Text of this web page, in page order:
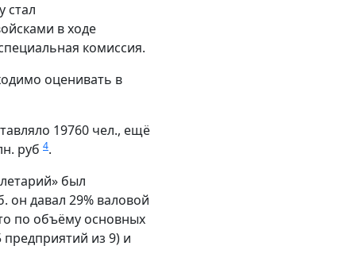
стал
в ходе
комиссия.
оценивать в
19760 чел., ещё
руб 4.
был
давал 29% валовой
по объёму основных
из 9) и